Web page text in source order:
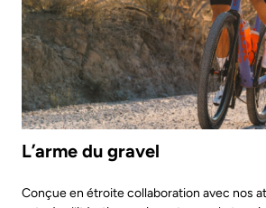
L’arme du gravel
Conçue en étroite collaboration avec nos